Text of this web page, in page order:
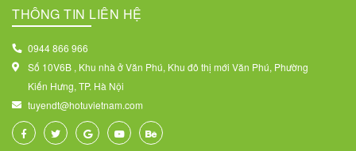
THÔNG TIN LIÊN HỆ
0944 866 966
Số 10V6B , Khu nhà ở Văn Phú, Khu đô thị mới Văn Phú, Phường
Kiến Hưng, TP. Hà Nội
tuyendt@hotuvietnam.com